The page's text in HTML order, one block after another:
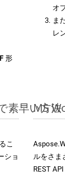
形
オ
ま
レ
素早い方法
こ
ショ
MS
ルをさま
REST